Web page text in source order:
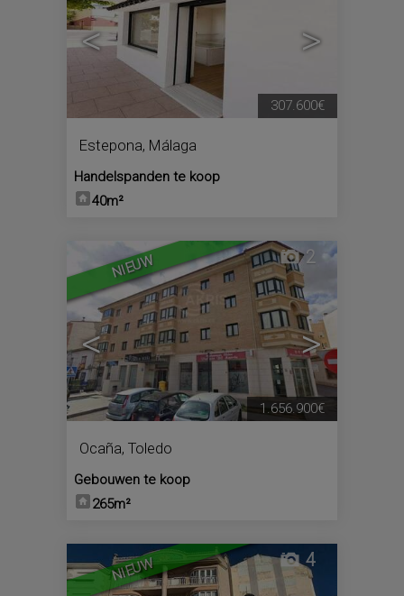
< >
Estepona, Málaga
Handelspanden te koop
40m²
307.600€
NIEUW
< >
2
Ocaña, Toledo
Gebouwen te koop
265m²
1.656.900€
NIEUW 4